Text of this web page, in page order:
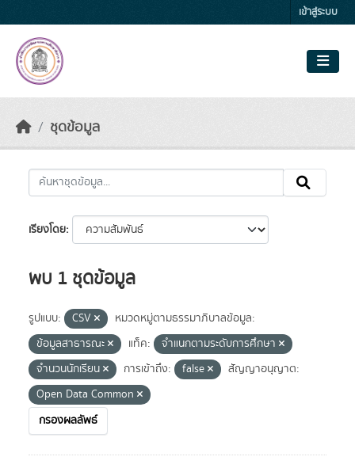
เข้าสู่ระบบ
ชุดข้อมูล
เรียงโดย
พบ 1 ชุดข้อมูล
รูปแบบ: CSV
หมวดหมู่ตามธรรมาภิบาลข้อมูล:
ข้อมูลสาธารณะ
แท็ค:
จำแนกตามระดับการศึกษา
จำนวนนักเรียน
การเข้าถึง: false
สัญญาอนุญาต:
Open Data Common
กรองผลลัพธ์